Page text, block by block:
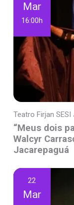
Mar
16:00h
Teatro Firjan
“Meus dois
Walcyr
Jacarepaguá
22
Mar